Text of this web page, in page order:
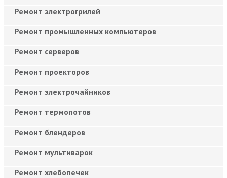
Ремонт электрогрилей
Ремонт промышленных компьютеров
Ремонт серверов
Ремонт проекторов
Ремонт электрочайников
Ремонт термопотов
Ремонт блендеров
Ремонт мультиварок
Ремонт хлебопечек